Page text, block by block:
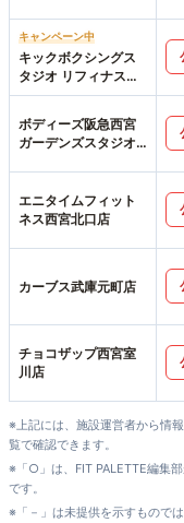
キャンペーン中
キックボクシングス
タジオ リフィナス西
宮北口店
ボディーズ阪急西宮
ガーデンズスタジオ
エニタイムフィット
ネス西宮北口店
カーブス武庫元町店
チョコザップ西宮室
川店
※上記には、施設運営者から情
覧で確認できます。
※「○」は、FIT PALETTE編集
です。
※「－」は未提供を示すもので